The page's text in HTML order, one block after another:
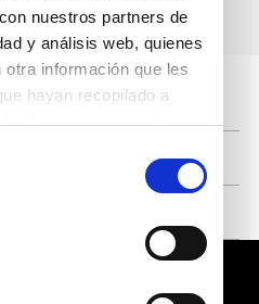
nuestros partners de
y análisis web, quienes
información que les
hayan recopilado a
de sus servicios.
boletín